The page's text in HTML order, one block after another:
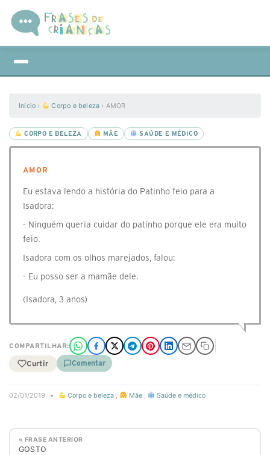
Início › Corpo e beleza › AMOR
CORPO E BELEZA MÃE SAÚDE E MÉDICO
AMOR
Eu estava lendo a história do Patinho feio para a
Isadora:
- Ninguém queria cuidar do patinho porque ele era muito
feio.
Isadora com os olhos marejados, falou:
- Eu posso ser a mamãe dele.
(Isadora, 3 anos)
COMPARTILHAR:
Curtir Comentar
02/01/2019 • Corpo e beleza , Mãe, Saúde e médico
« FRASE ANTERIOR
GOSTO